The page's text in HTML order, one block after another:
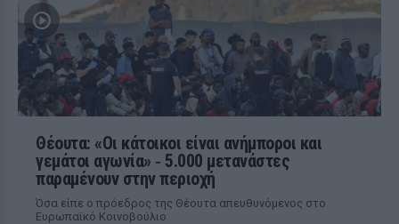
Θέουτα: «Οι κάτοικοι είναι ανήμποροι και
γεμάτοι αγωνία» ‑ 5.000 μετανάστες
παραμένουν στην περιοχή
Όσα είπε ο πρόεδρος της Θέουτα απευθυνόμενος στο
Ευρωπαϊκό Κοινοβούλιο